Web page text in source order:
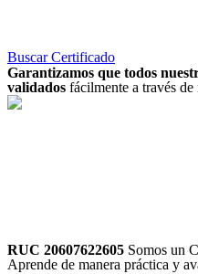
Buscar Certificado
Garantizamos que todos
validados fácilmente a través
RUC 20607622605 Somos un
Aprende de manera práctica y